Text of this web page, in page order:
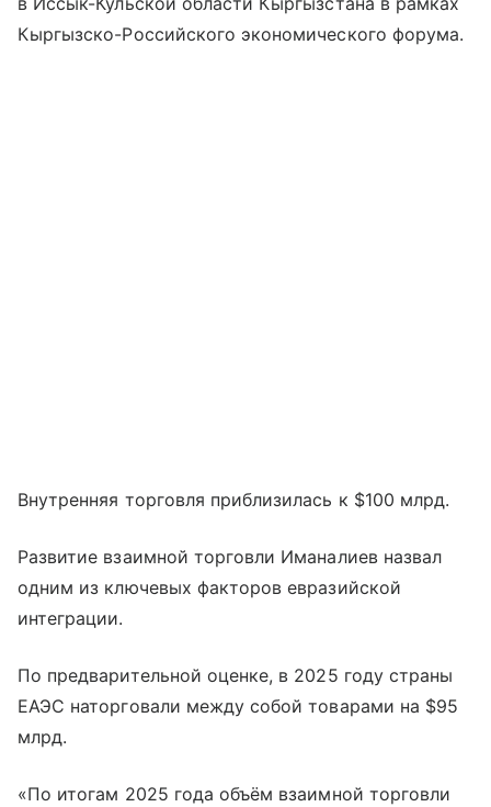
Кыргызско-Российского экономического форума.
Внутренняя торговля приблизилась к $100 млрд.
Развитие взаимной торговли Иманалиев назвал
одним из ключевых факторов евразийской
интеграции.
По предварительной оценке, в 2025 году страны
ЕАЭС наторговали между собой товарами на $95
млрд.
«По итогам 2025 года объём взаимной торговли